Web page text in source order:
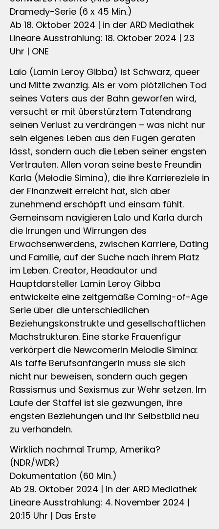
Dramedy-Serie (6 x 45 Min.)
Ab 18. Oktober 2024 | in der ARD Mediathek
Lineare Ausstrahlung: 18. Oktober 2024 | 23
Uhr | ONE
Lalo (Lamin Leroy Gibba) ist Schwarz, queer
und Mitte zwanzig. Als er vom plötzlichen Tod
seines Vaters aus der Bahn geworfen wird,
versucht er mit überstürztem Tatendrang
seinen Verlust zu verdrängen – was nicht nur
sein eigenes Leben aus den Fugen geraten
lässt, sondern auch die Leben seiner engsten
Vertrauten. Allen voran seine beste Freundin
Karla (Melodie Simina), die ihre Karriereziele in
der Finanzwelt erreicht hat, sich aber
zunehmend erschöpft und einsam fühlt.
Gemeinsam navigieren Lalo und Karla durch
die Irrungen und Wirrungen des
Erwachsenwerdens, zwischen Karriere, Dating
und Familie, auf der Suche nach ihrem Platz
im Leben. Creator, Headautor und
Hauptdarsteller Lamin Leroy Gibba
entwickelte eine zeitgemäße Coming-of-Age
Serie über die unterschiedlichen
Beziehungskonstrukte und gesellschaftlichen
Machstrukturen. Eine starke Frauenfigur
verkörpert die Newcomerin Melodie Simina:
Als taffe Berufsanfängerin muss sie sich
nicht nur beweisen, sondern auch gegen
Rassismus und Sexismus zur Wehr setzen. Im
Laufe der Staffel ist sie gezwungen, ihre
engsten Beziehungen und ihr Selbstbild neu
zu verhandeln.
Wirklich nochmal Trump, Amerika?
(NDR/WDR)
Dokumentation (60 Min.)
Ab 29. Oktober 2024 | in der ARD Mediathek
Lineare Ausstrahlung: 4. November 2024 |
20:15 Uhr | Das Erste